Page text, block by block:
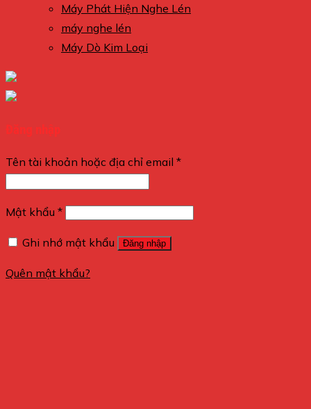
Máy Phát Hiện Nghe Lén
máy nghe lén
Máy Dò Kim Loại
Đăng nhập
Tên tài khoản hoặc địa chỉ email *
Mật khẩu *
Ghi nhớ mật khẩu Đăng nhập
Quên mật khẩu?